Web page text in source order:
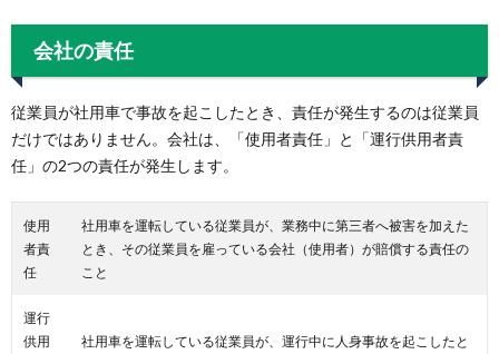
会社の責任
従業員が社用車で事故を起こしたとき、責任が発生するのは従業員
だけではありません。会社は、「使用者責任」と「運行供用者責
任」の2つの責任が発生します。
使用
者責
任
社用車を運転している従業員が、業務中に第三者へ被害を加えた
とき、その従業員を雇っている会社（使用者）が賠償する責任の
こと
運行
供用
社用車を運転している従業員が、運行中に人身事故を起こしたと